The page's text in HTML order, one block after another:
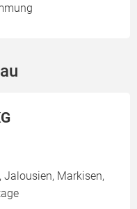
Jalousien, Markisen,